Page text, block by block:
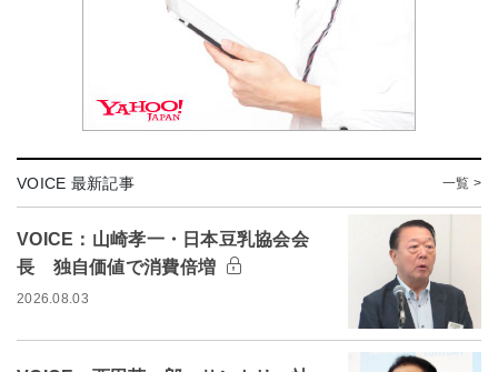
VOICE 最新記事 一覧 >
VOICE：山崎孝一・日本豆乳協会会
長 独自価値で消費倍増
2026.08.03